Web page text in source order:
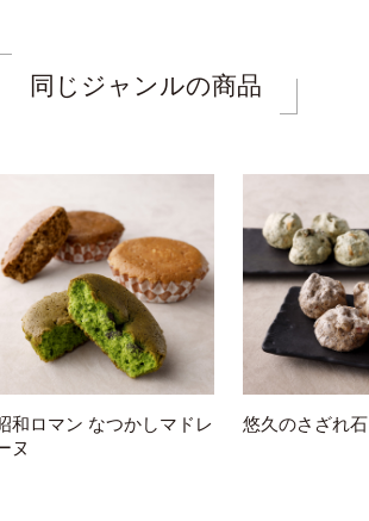
同じジャンルの商品
和ロマン なつかしマドレ
ヌ
悠久のさざれ石